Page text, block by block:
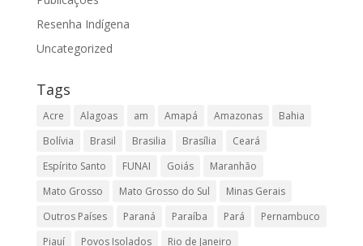
Resenha Indígena
Uncategorized
Tags
Acre Alagoas am Amapá Amazonas
Bahia
Bolívia
Brasil Brasilia Brasília
Ceará
Espírito Santo
FUNAI Goiás
Maranhão
Mato Grosso
Mato Grosso do Sul
Minas Gerais
Outros Países
Paraná Paraíba Pará
Pernambuco
Piauí
Povos Isolados
Rio de Janeiro